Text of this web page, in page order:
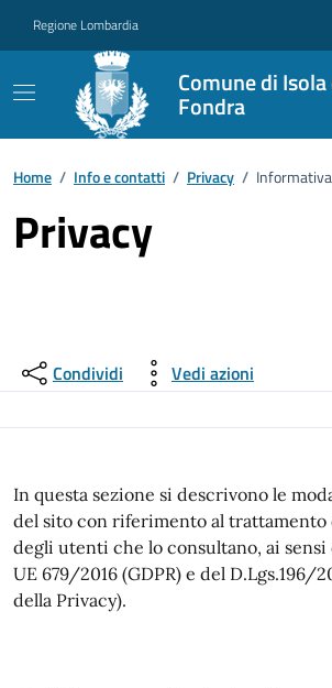
Regione Lombardia
Comune di
Fondra
Home / Info e contatti / Privacy /
Privacy
Condividi Vedi azioni
In questa sezione si descrivono le
del sito con riferimento al trattamento
degli utenti che lo consultano, ai sensi
UE 679/2016 (GDPR) e del D.Lgs.196/
della Privacy).